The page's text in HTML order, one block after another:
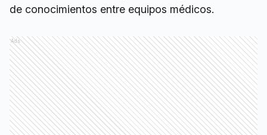
de conocimientos entre equipos médicos.
Ads